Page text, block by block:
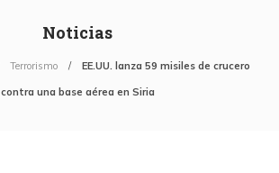
Noticias
Terrorismo EE.UU. lanza 59 misiles de crucero
contra una base aérea en Siria